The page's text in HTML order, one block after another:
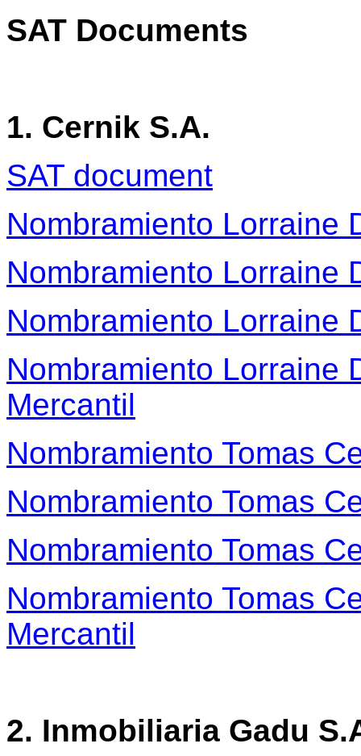
SAT Documents
1. Cernik S.A.
SAT document
Nombramiento Lorraine
Nombramiento Lorraine
Nombramiento Lorraine
Nombramiento Lorraine
Mercantil
Nombramiento Tomas
Nombramiento Tomas
Nombramiento Tomas
Nombramiento Tomas
Mercantil
2. Inmobiliaria Gadu